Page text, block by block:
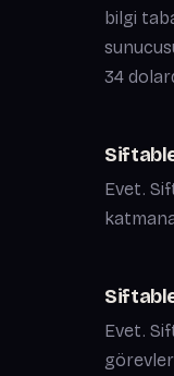
bilgi
34
Evet.
Evet.